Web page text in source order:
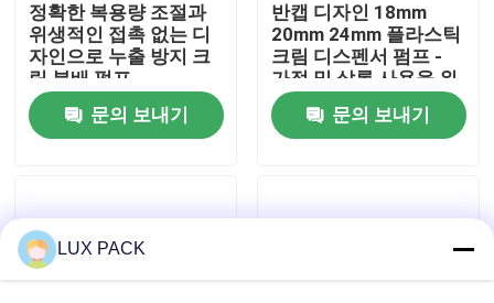
우리에 대하여
공장 여행
연락주세요
정확한 복용량 조절과
위생적인 접촉 없는 디
자인으로 누출 방지 크
림 분배 펌프
문의 보내기
반캡 디자인 18mm
20mm 24mm 플라스틱
크림 디스펜서 펌프 -
가정 및 살롱 사용을 위
한 누수 방지 화장품 펌
프
문의 보내기
LUX PACK